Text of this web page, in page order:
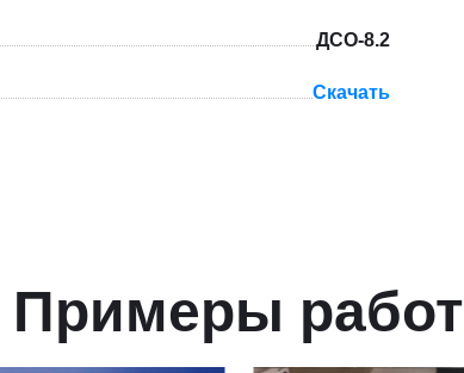
ДСО-8.2
Скачать
Примеры работ